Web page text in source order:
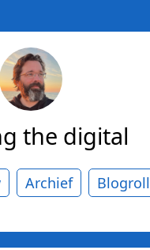
the digital
Archief Blogroll